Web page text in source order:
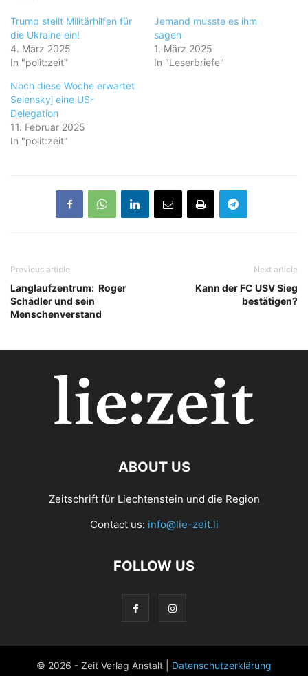
Trump stellt Militärhilfen für
die Ukraine ein!
4. März 2025
In "polit:zeit"
Jemand musste es ihm
sagen
1. März 2025
In "Leserbriefe"
Noch diese Woche erwartet
Selenskyj eine US-
Delegation
11. Februar 2025
In "polit:zeit"
Previous article
Langlaufzentrum: Roger
Schädler und sein
Menschenverstand
Next article
Kann der FC USV Sieg
bestätigen?
ABOUT US
Zeitschrift für Liechtenstein und die Region
Contact us: info@lie-zeit.li
FOLLOW US
© 2026 - Zeit Verlag Anstalt | Datenschutzerklärung